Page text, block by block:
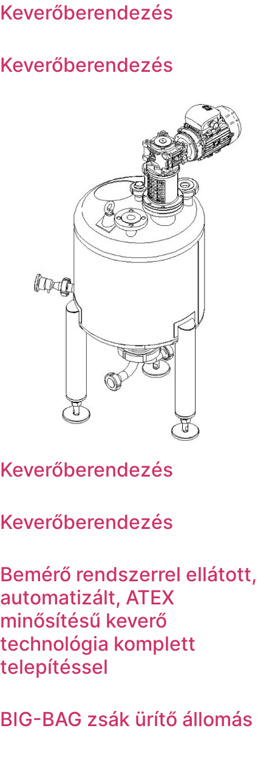
Keverőberendezés
Keverőberendezés
Keverőberendezés
Keverőberendezés
Bemérő rendszerrel ellátott,
automatizált, ATEX
minősítésű keverő
technológia komplett
telepítéssel
BIG-BAG zsák ürítő állomás